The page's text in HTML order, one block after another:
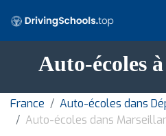
Auto-écoles
France
Auto-écoles dans
Auto-écoles dans